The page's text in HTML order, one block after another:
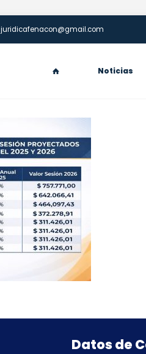
juridicafenacon@gmail.com
Noticias
Datos de